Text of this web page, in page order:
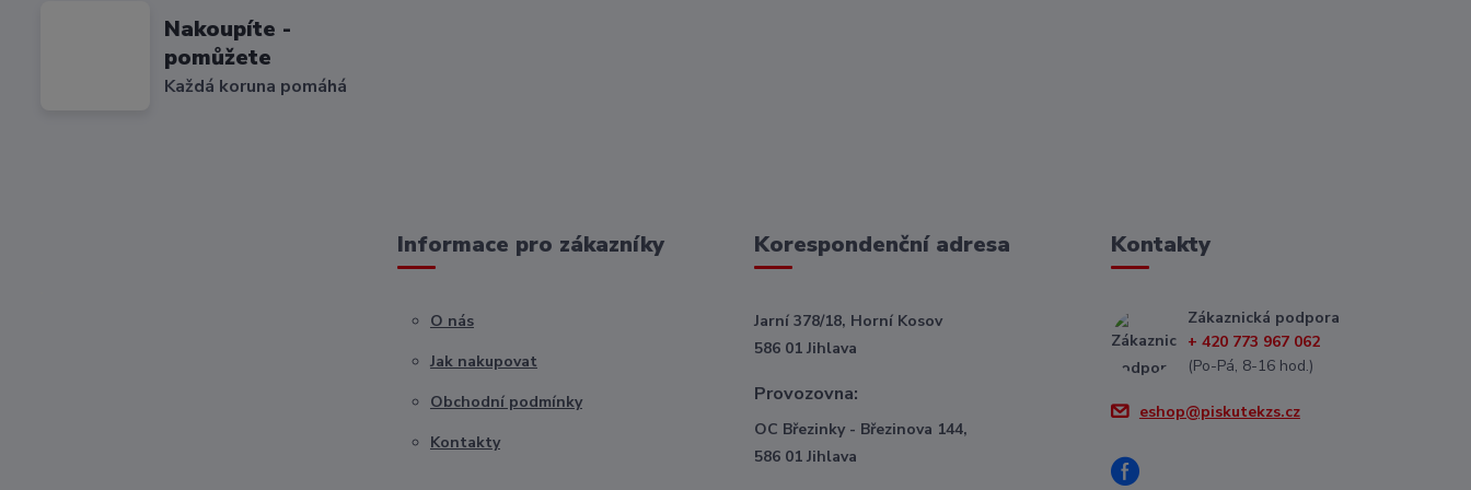
Nakoupíte -
pomůžete
Každá koruna pomáhá
Informace pro zákazníky
O nás
Jak nakupovat
Obchodní podmínky
Kontakty
Korespondenční adresa
Jarní 378/18, Horní Kosov
586 01 Jihlava
Provozovna:
OC Březinky - Březinova 144,
586 01 Jihlava
Kontakty
Zákaznická podpora
+ 420 773 967 062
(Po-Pá, 8-16 hod.)
eshop@piskutekzs.cz